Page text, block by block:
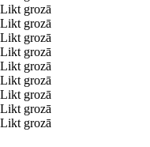
Likt grozā
Likt grozā
Likt grozā
Likt grozā
Likt grozā
Likt grozā
Likt grozā
Likt grozā
Likt grozā